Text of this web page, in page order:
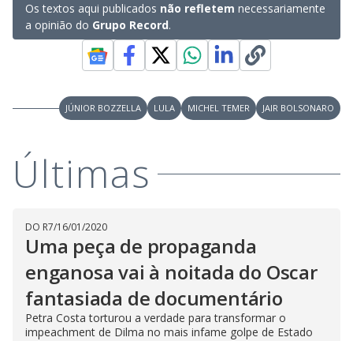
Os textos aqui publicados não refletem necessariamente
a opinião do Grupo Record.
JÚNIOR BOZZELLA LULA MICHEL TEMER JAIR BOLSONARO
Últimas
DO R7/16/01/2020
Uma peça de propaganda
enganosa vai à noitada do Oscar
fantasiada de documentário
Petra Costa torturou a verdade para transformar o
impeachment de Dilma no mais infame golpe de Estado